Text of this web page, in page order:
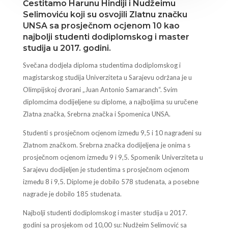
Čestitamo Harunu Hindiji i Nudžeimu
Selimoviću koji su osvojili Zlatnu značku
UNSA sa prosječnom ocjenom 10 kao
najbolji studenti dodiplomskog i master
studija u 2017. godini.
Svečana dodjela diploma studentima dodiplomskog i
magistarskog studija Univerziteta u Sarajevu održana je u
Olimpijskoj dvorani „Juan Antonio Samaranch“. Svim
diplomcima dodijeljene su diplome, a najboljima su uručene
Zlatna značka, Srebrna značka i Spomenica UNSA.
Studenti s prosječnom ocjenom između 9,5 i 10 nagrađeni su
Zlatnom značkom. Srebrna značka dodijeljena je onima s
prosječnom ocjenom između 9 i 9,5. Spomenik Univerziteta u
Sarajevu dodijeljen je studentima s prosječnom ocjenom
između 8 i 9,5. Diplome je dobilo 578 studenata, a posebne
nagrade je dobilo 185 studenata.
Najbolji studenti dodiplomskog i master studija u 2017.
godini sa prosjekom od 10,00 su: Nudžeim Selimović sa